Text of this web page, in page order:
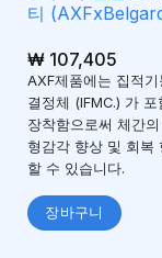
티
₩107,405
AXF제품에는 집적
결정체 (IFMC.) 가 포
장착함으로써 체간
형감각 향상 및 회복
할 수 있습니다.
장바구니